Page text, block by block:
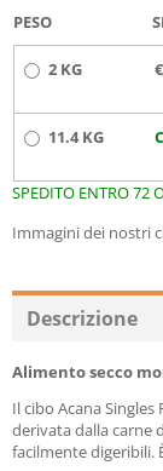
PESO
2 KG
11.4 KG
SPEDITO ENTRO 72
Immagini dei nostri
Descrizione
Alimento secco
Il cibo Acana
derivata dalla carne
facilmente digeribili.